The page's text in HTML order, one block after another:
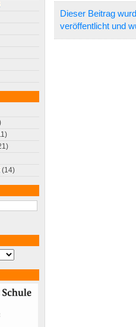
Dieser Beitrag
veröffentlicht und
(14)